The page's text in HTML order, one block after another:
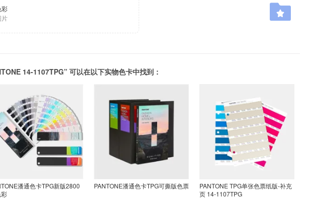
彩
片
14-1107TPG” 可以在以下实物色卡中找到：
潘通色卡TPG新版2800
PANTONE潘通色卡TPG可撕版色票
PANTONE TPG单张色票纸版-补充
页 14-1107TPG